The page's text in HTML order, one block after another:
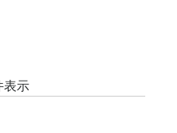
表示